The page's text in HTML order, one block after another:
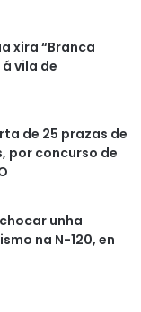
xira “Branca
vila de
de 25 prazas de
por concurso de
unha
na N-120, en